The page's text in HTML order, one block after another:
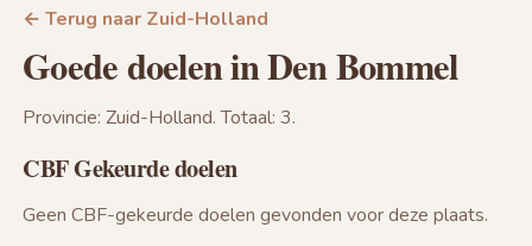
← Terug naar Zuid-Holland
Goede doelen in Den Bommel
Provincie: Zuid-Holland. Totaal: 3.
CBF Gekeurde doelen
Geen CBF-gekeurde doelen gevonden voor deze plaats.